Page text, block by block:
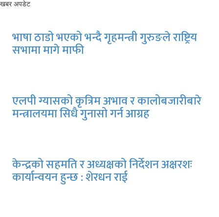
खबर अपडेट
भाषा ठाडो भएको भन्दै गृहमन्त्री गुरुङले राष्ट्रिय
सभामा मागे माफी
एलपी ग्यासको कृत्रिम अभाव र कालोबजारीबारे
मन्त्रालयमा सिधै गुनासो गर्न आग्रह
केन्द्रको सहमति र अध्यक्षको निर्देशन अक्षरशः
कार्यान्वयन हुन्छ : शेरधन राई